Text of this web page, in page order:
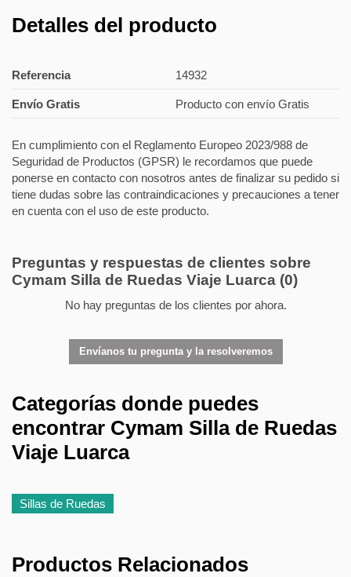
Detalles del producto
Referencia 14932
Envío Gratis Producto con envío Gratis
En cumplimiento con el Reglamento Europeo 2023/988 de
Seguridad de Productos (GPSR) le recordamos que puede
ponerse en contacto con nosotros antes de finalizar su pedido si
tiene dudas sobre las contraindicaciones y precauciones a tener
en cuenta con el uso de este producto.
Preguntas y respuestas de clientes sobre
Cymam Silla de Ruedas Viaje Luarca (0)
No hay preguntas de los clientes por ahora.
Envíanos tu pregunta y la resolveremos
Categorías donde puedes
encontrar Cymam Silla de Ruedas
Viaje Luarca
Sillas de Ruedas
Productos Relacionados